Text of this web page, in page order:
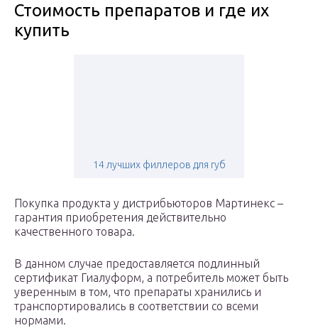
Стоимость препаратов и где их
купить
14 лучших филлеров для губ
Покупка продукта у дистрибьюторов Мартинекс –
гарантия приобретения действительно
качественного товара.
В данном случае предоставляется подлинный
сертификат Гиалуформ, а потребитель может быть
уверенным в том, что препараты хранились и
транспортировались в соответствии со всеми
нормами.